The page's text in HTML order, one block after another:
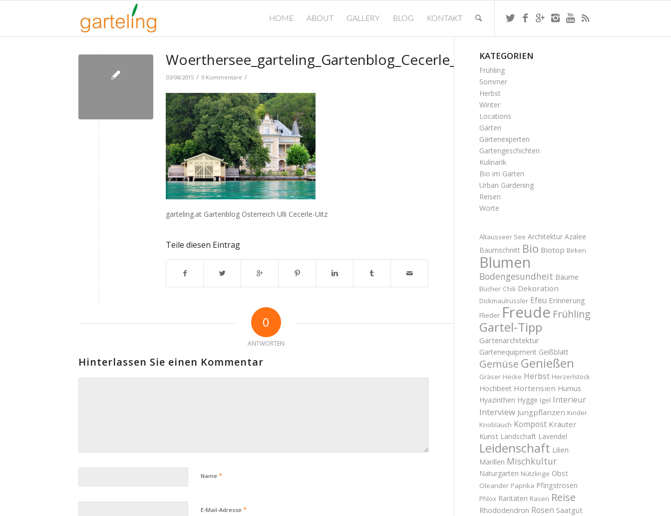
HOME ABOUT GALLERY BLOG KONTAKT
Woerthersee_garteling_Gartenblog_Cecerle_03
03/08/2015 / 0 Kommentare /
garteling.at Gartenblog Österreich Ulli Cecerle-Uitz
Teile diesen Eintrag
0
ANTWORTEN
Hinterlassen Sie einen Kommentar
Name *
E-Mail-Adresse *
KATEGORIEN
Frühling
Sommer
Herbst
Winter
Locations
Gärten
Gärtenexperten
Gartengeschichten
Kulinarik
Bio im Garten
Urban Gardening
Reisen
Worte
Altausseer See Architektur Azalee
Baumschnitt Bio Biotop Birken
Blumen
Bodengesundheit Bäume
Bücher Chili Dekoration
Dickmaulrüssler Efeu Erinnerung
Flieder Freude Frühling
Gartel-Tipp
Gartenarchitektur
Gartenequipment Geißblatt
Gemüse Genießen
Gräser Hecke Herbst Herzerlstock
Hochbeet Hortensien Humus
Hyazinthen Hygge Igel Interieur
Interview Jungpflanzen Kinder
Knoblauch Kompost Kräuter
Kunst Landschaft Lavendel
Leidenschaft Lilien
Marillen Mischkultur
Naturgarten Nützlinge Obst
Oleander Paprika Pfingstrosen
Phlox Raritäten Rasen Reise
Rhododendron Rosen Saatgut